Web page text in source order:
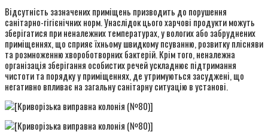
Відсутність зазначених приміщень призводить до порушення
санітарно-гігієнічних норм. Унаслідок цього харчові продукти можуть
зберігатися при неналежних температурах, у вологих або забруднених
приміщеннях, що сприяє їхньому швидкому псуванню, розвитку плісняви
та розмноженню хвороботворних бактерій. Крім того, неналежна
організація зберігання особистих речей ускладнює підтримання
чистоти та порядку у приміщеннях, де утримуються засуджені, що
негативно впливає на загальну санітарну ситуацію в установі.